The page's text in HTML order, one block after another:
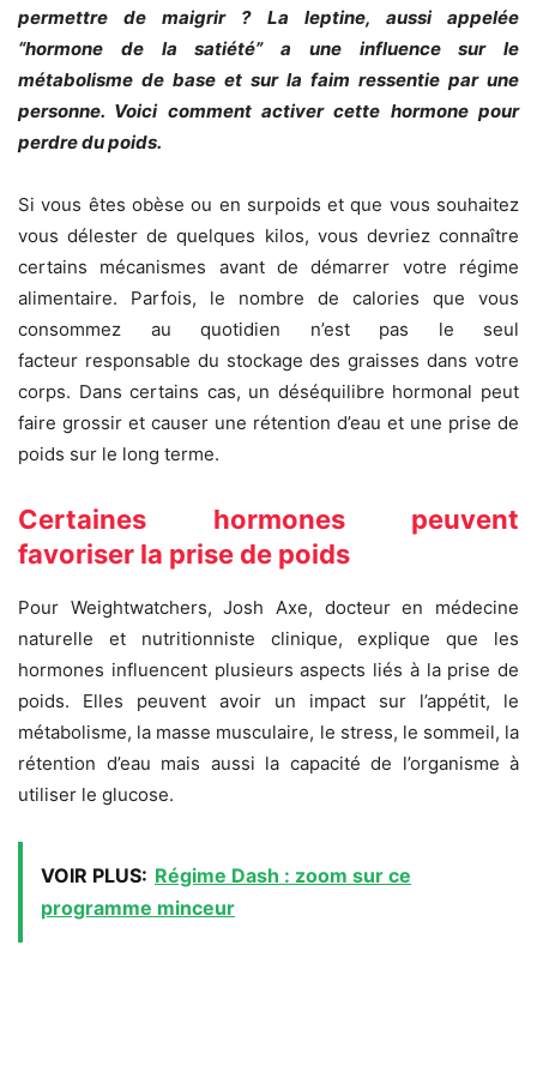
permettre de maigrir ? La leptine, aussi appelée
“hormone de la satiété” a une influence sur le
métabolisme de base et sur la faim ressentie par une
personne. Voici comment activer cette hormone pour
perdre du poids.
Si vous êtes obèse ou en surpoids et que vous souhaitez
vous délester de quelques kilos, vous devriez connaître
certains mécanismes avant de démarrer votre régime
alimentaire. Parfois, le nombre de calories que vous
consommez au quotidien n’est pas le seul
facteur responsable du stockage des graisses dans votre
corps. Dans certains cas, un déséquilibre hormonal peut
faire grossir et causer une rétention d’eau et une prise de
poids sur le long terme.
Certaines hormones peuvent
favoriser la prise de poids
Pour Weightwatchers, Josh Axe, docteur en médecine
naturelle et nutritionniste clinique, explique que les
hormones influencent plusieurs aspects liés à la prise de
poids. Elles peuvent avoir un impact sur l’appétit, le
métabolisme, la masse musculaire, le stress, le sommeil, la
rétention d’eau mais aussi la capacité de l’organisme à
utiliser le glucose.
VOIR PLUS: Régime Dash : zoom sur ce
programme minceur